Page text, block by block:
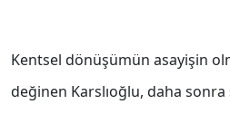
Kentsel dönüşümün asayişin
değinen Karslıoğlu, daha sonra